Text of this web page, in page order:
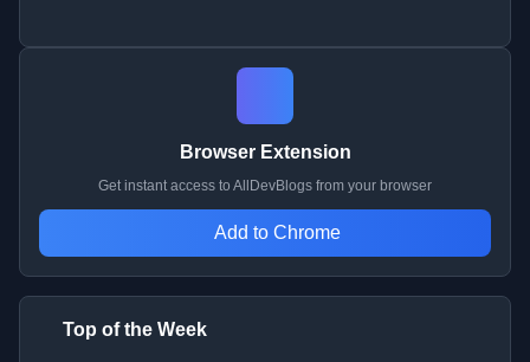
Browser Extension
Get instant access to AllDevBlogs from your browser
Add to Chrome
Top of the Week